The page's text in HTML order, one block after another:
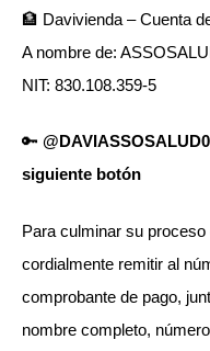
🏦 Davivienda – Cuenta
A nombre de:
NIT: 830.108.359-5
🔑
siguiente botón
Para culminar su
cordialmente remitir al
comprobante de pago,
nombre completo,